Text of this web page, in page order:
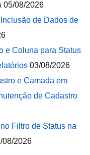
05/08/2026
de Dados de
e Coluna para Status
03/08/2026
e Camada em
de Cadastro
Filtro de Status na
08/2026